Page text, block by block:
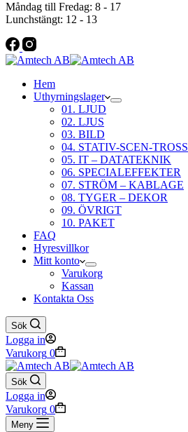
Måndag till Fredag: 8 - 17
Lunchstängt: 12 - 13
Hem
Uthyrningslager
01. LJUD
02. LJUS
03. BILD
04. STATIV-SCEN-TROSS
05. IT – DATATEKNIK
06. SPECIALEFFEKTER
07. STRÖM – KABLAGE
08. TYGER – DEKOR
09. ÖVRIGT
10. PAKET
FAQ
Hyresvillkor
Mitt konto
Varukorg
Kassan
Kontakta Oss
Sök
Logga in
Varukorg 0
Sök
Logga in
Varukorg 0
Meny